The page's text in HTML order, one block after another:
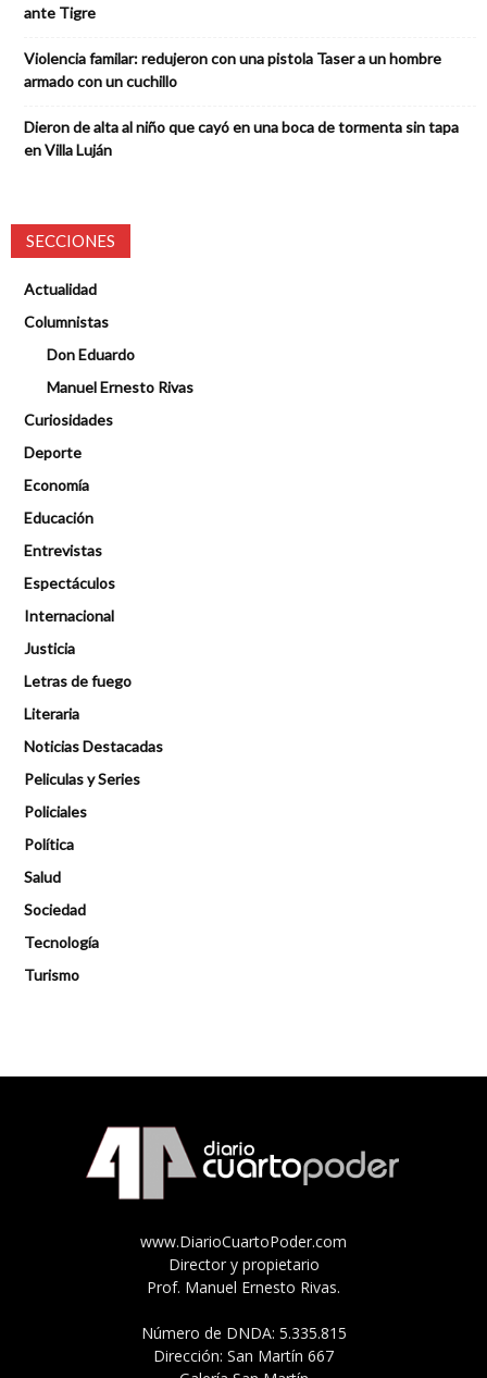
ante Tigre
Violencia familar: redujeron con una pistola Taser a un hombre
armado con un cuchillo
Dieron de alta al niño que cayó en una boca de tormenta sin tapa
en Villa Luján
SECCIONES
Actualidad
Columnistas
Don Eduardo
Manuel Ernesto Rivas
Curiosidades
Deporte
Economía
Educación
Entrevistas
Espectáculos
Internacional
Justicia
Letras de fuego
Literaria
Noticias Destacadas
Peliculas y Series
Policiales
Política
Salud
Sociedad
Tecnología
Turismo
www.DiarioCuartoPoder.com
Director y propietario
Prof. Manuel Ernesto Rivas.
Número de DNDA: 5.335.815
Dirección: San Martín 667